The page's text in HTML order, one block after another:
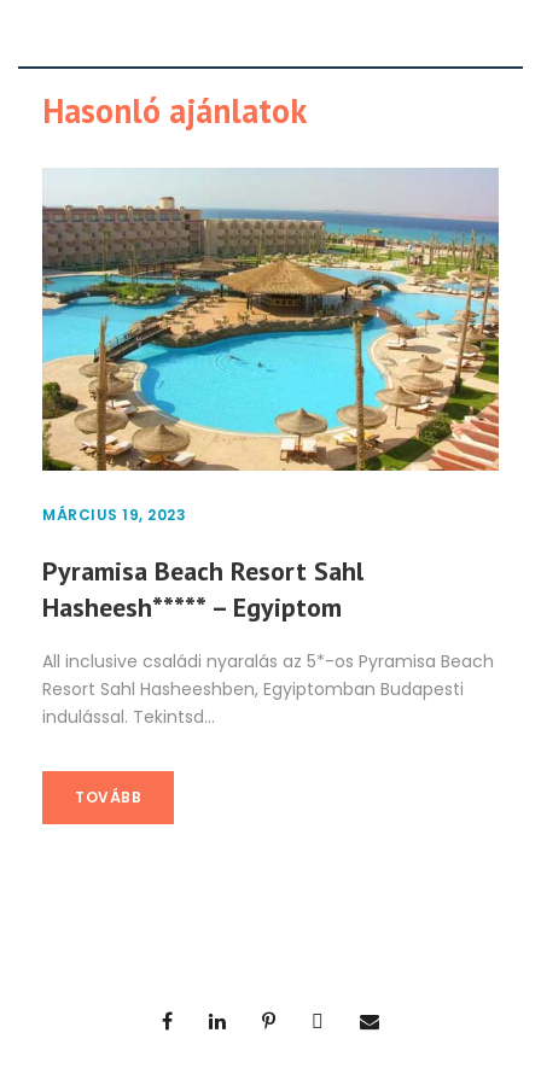
Hasonló ajánlatok
MÁRCIUS 19, 2023
Pyramisa Beach Resort Sahl
Hasheesh***** – Egyiptom
All inclusive családi nyaralás az 5*-os Pyramisa Beach
Resort Sahl Hasheeshben, Egyiptomban Budapesti
indulással. Tekintsd...
TOVÁBB